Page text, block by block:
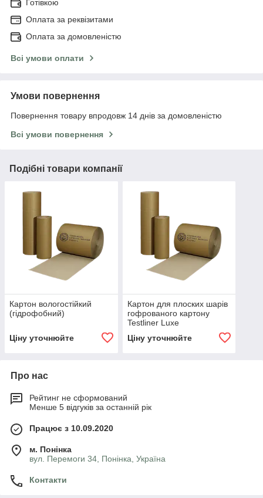
Готівкою
Оплата за реквізитами
Оплата за домовленістю
Всі умови оплати
Умови повернення
Повернення товару впродовж 14 днів за домовленістю
Всі умови повернення
Подібні товари компанії
Картон вологостійкий
(гідрофобний)
Ціну уточнюйте
Картон для плоских шарів
гофрованого картону
Testliner Luxe
Ціну уточнюйте
Про нас
Рейтинг не сформований
Менше 5 відгуків за останній рік
Працює з 10.09.2020
м. Понінка
вул. Перемоги 34, Понінка, Україна
Контакти